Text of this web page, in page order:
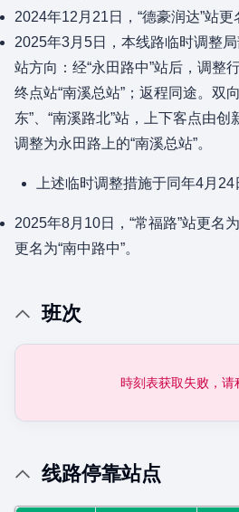
2024年12月21日，“德豪润达”站更
2025年3月5日，本线路临时调整
站方向：经“永田路中”站后，调整
终点站“南溪总站”；返程同途。双
东”、“南溪路北”站，上下客点由创
调整为永田路上的“南溪总站”。
上述临时调整措施于同年4月24
2025年8月10日，“常福路”站更名
更名为“南中路中”。
班次
時刻表获取失败，请
线路停靠站点